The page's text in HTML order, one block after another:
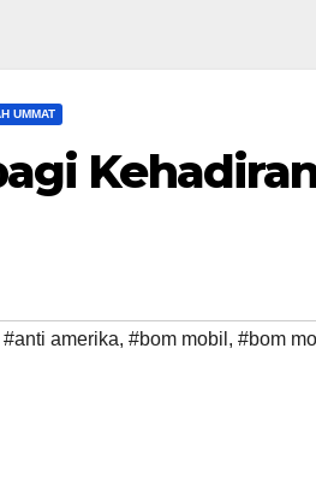
UMMAT
#anti amerika, #bom mobil , #bom